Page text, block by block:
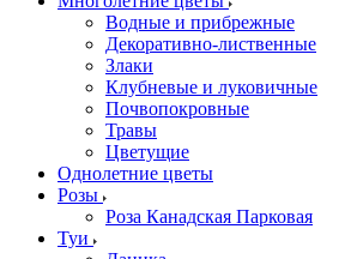
Водные и прибрежные
Декоративно-лиственные
Злаки
Клубневые и луковичные
Почвопокровные
Травы
Цветущие
Однолетние цветы
Розы
Роза Канадская Парковая
Туи